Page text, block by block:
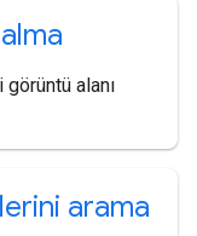
alanı
arama